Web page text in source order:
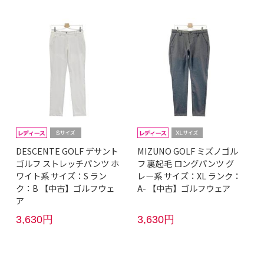
DESCENTE GOLF デサント
ゴルフ ストレッチパンツ ホ
ワイト系 サイズ：S ラン
ク：B 【中古】ゴルフウェ
ア
3,630円
MIZUNO GOLF ミズノゴル
フ 裏起毛 ロングパンツ グ
レー系 サイズ：XL ランク：
A- 【中古】ゴルフウェア
3,630円